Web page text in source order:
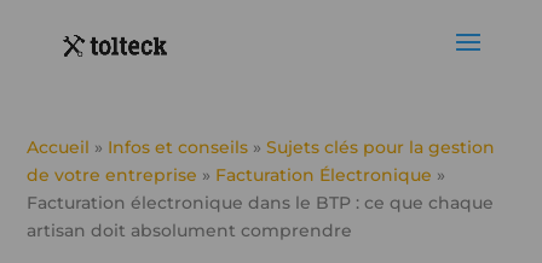
Accueil » Infos et conseils »Sujets clés pour la gestion
de votre entreprise » Facturation Électronique »
Facturation électronique dans le BTP : ce que chaque
artisan doit absolument comprendre